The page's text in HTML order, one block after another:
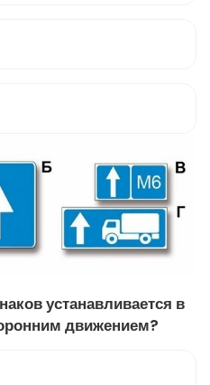
устанавливается в
движением?